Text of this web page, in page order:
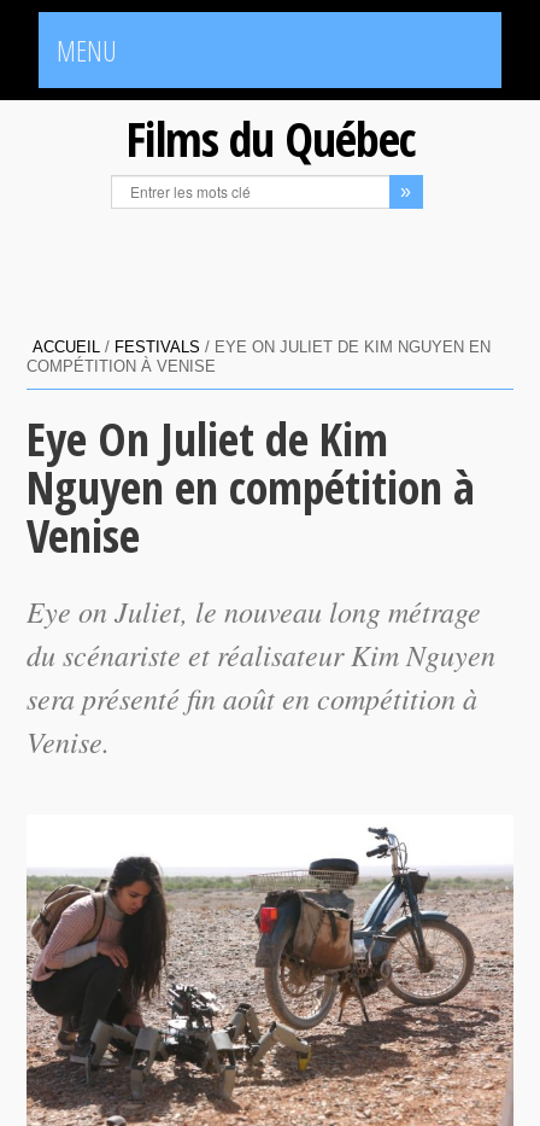
MENU
Films du Québec
ACCUEIL / FESTIVALS / EYE ON JULIET DE KIM NGUYEN EN
COMPÉTITION À VENISE
Eye On Juliet de Kim
Nguyen en compétition à
Venise
Eye on Juliet, le nouveau long métrage
du scénariste et réalisateur Kim Nguyen
sera présenté fin août en compétition à
Venise.